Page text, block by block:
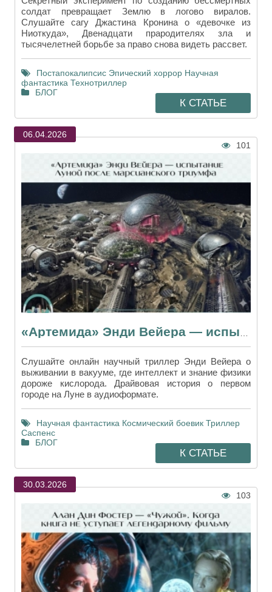
солдат превращает Землю в логово виралов.
Слушайте сагу Джастина Кронина о «девочке из
Ниоткуда», Двенадцати прародителях зла и
тысячелетней борьбе за право снова видеть рассвет.
Постапокалипсис Эпический хоррор Научная
фантастика Технотриллер
БЛОГ
К СТАТЬЕ
06.04.2026
101
«Артемида» Энди Вейера — испытание Луной после марсианского триумфа
Слушайте онлайн научный триллер Энди Вейера о
выживании в вакууме, где интеллект и знание физики
дороже кислорода. Драйвовая история о первом
городе на Луне в аудиоформате.
Научная фантастика Космический боевик Триллер
Саспенс
БЛОГ
К СТАТЬЕ
30.03.2026
103